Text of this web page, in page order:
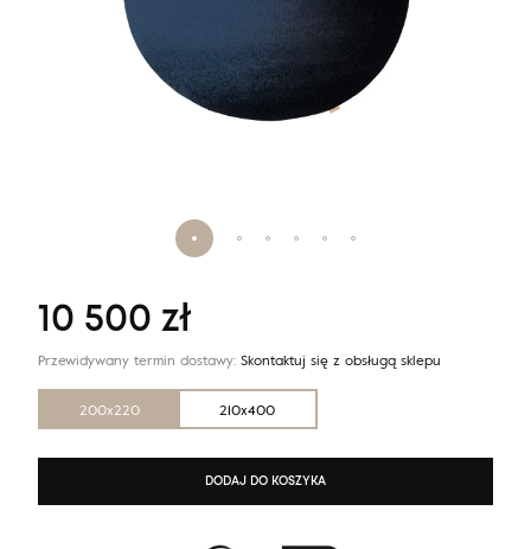
200x220 210x400
10 500 zł
Przewidywany termin dostawy: Skontaktuj się z obsługą sklepu
DODAJ DO KOSZYKA